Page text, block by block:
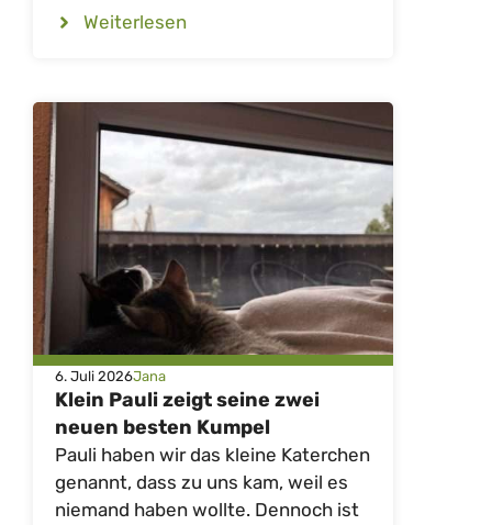
Weiterlesen
6. Juli 2026Jana
Klein Pauli zeigt seine zwei
neuen besten Kumpel
Pauli haben wir das kleine Katerchen
genannt, dass zu uns kam, weil es
niemand haben wollte. Dennoch ist